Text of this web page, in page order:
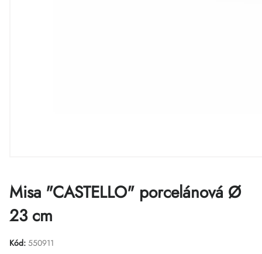
Misa "CASTELLO" porcelánová Ø
23 cm
Kód: 550911